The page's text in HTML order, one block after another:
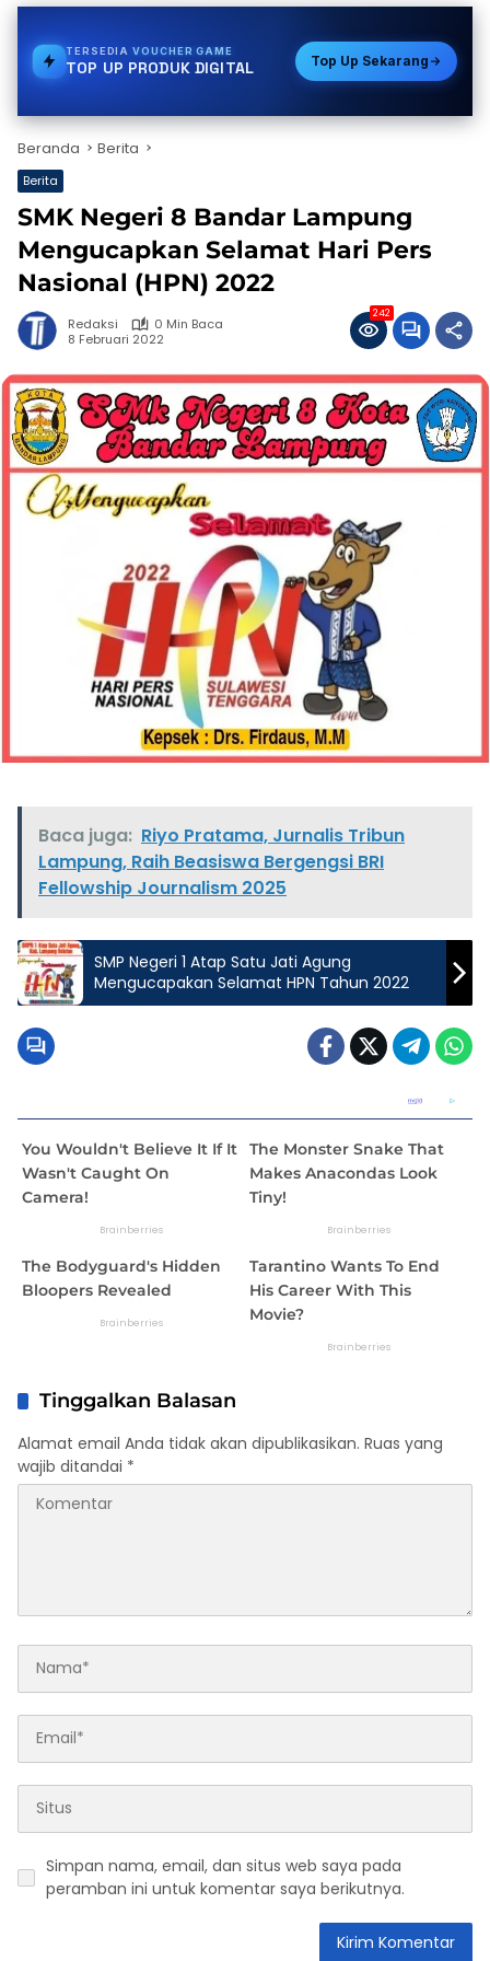
TERSEDIAVOUCHER GAME
TOP UP PRODUK DIGITAL Top Up Sekarang
Beranda Berita
Berita
SMK Negeri 8 Bandar Lampung
Mengucapkan Selamat Hari Pers
Nasional (HPN) 2022
Redaksi
0 Min Baca
8 Februari 2022
242
Baca juga: Riyo Pratama, Jurnalis Tribun
Lampung, Raih Beasiswa Bergengsi BRI
Fellowship Journalism 2025
SMP Negeri 1 Atap Satu Jati Agung
Mengucapakan Selamat HPN Tahun 2022
Tinggalkan Balasan
Alamat email Anda tidak akan dipublikasikan. Ruas yang
wajib ditandai *
Simpan nama, email, dan situs web saya pada
peramban ini untuk komentar saya berikutnya.